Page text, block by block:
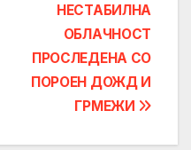
НЕСТАБИЛНА
ОБЛАЧНОСТ
ПРОСЛЕДЕНА СО
ПОРОЕН ДОЖД И
ГРМЕЖИ